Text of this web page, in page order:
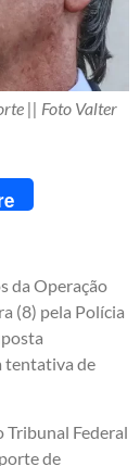
|| Foto Valter
da Operação
(8) pela Polícia
tentativa de
Tribunal Federal
de